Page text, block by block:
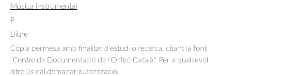
Música instrumental
P
Lliure
Còpia permesa amb finalitat d'estudi o recerca, citant la font
"Centre de Documentació de l’Orfeó Català". Per a qualsevol
altre ús cal demanar autorització.